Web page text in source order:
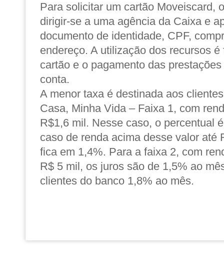
Para solicitar um cartão Moveiscard,
dirigir-se a uma agência da Caixa e
documento de identidade, CPF,
endereço. A utilização dos recursos
cartão e o pagamento das
conta.
A menor taxa é destinada aos
Casa, Minha Vida – Faixa 1, com
R$1,6 mil. Nesse caso, o percentual
caso de renda acima desse valor até
fica em 1,4%. Para a faixa 2, com
R$ 5 mil, os juros são de 1,5% ao
clientes do banco 1,8% ao mês.